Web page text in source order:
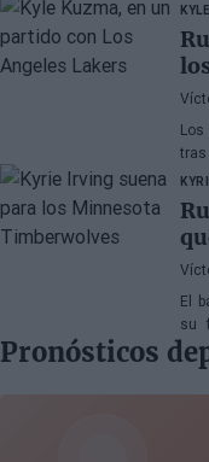
El
su
Pronósticos